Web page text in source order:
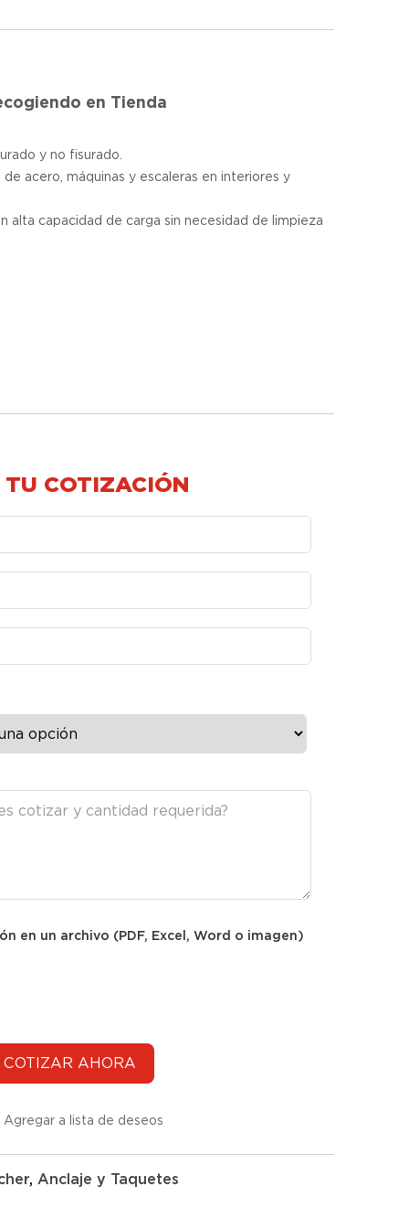
en Tienda
y no fisurado.
acero, máquinas y escaleras en interiores y
alta capacidad de carga sin necesidad de limpieza
COTIZACIÓN
en un archivo (PDF, Excel, Word o imagen)
Agregar a lista de deseos
, Anclaje y Taquetes